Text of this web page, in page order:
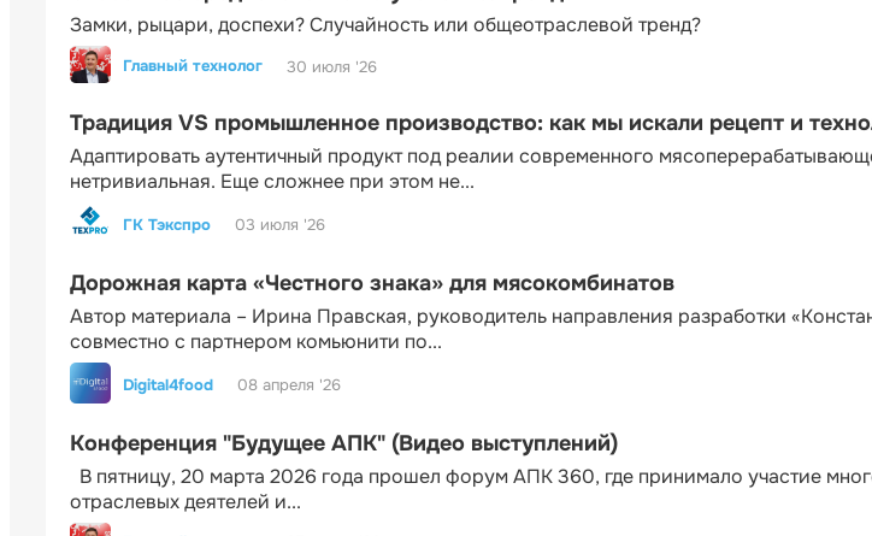
Замки, рыцари, доспехи? Случайность или общеотраслевой тренд?
Главный технолог 30 июля '26
Традиция VS промышленное производство: как мы искали рецепт и
Адаптировать аутентичный продукт под реалии современного
нетривиальная. Еще сложнее при этом не...
ГК Тэкспро 03 июля '26
Дорожная карта «Честного знака» для мясокомбинатов
Автор материала – Ирина Правская, руководитель направления разработки
совместно с партнером комьюнити по...
Digital4food 08 апреля '26
Конференция "Будущее АПК" (Видео выступлений)
В пятницу, 20 марта 2026 года прошел форум АПК 360, где принимало участие
отраслевых деятелей и...